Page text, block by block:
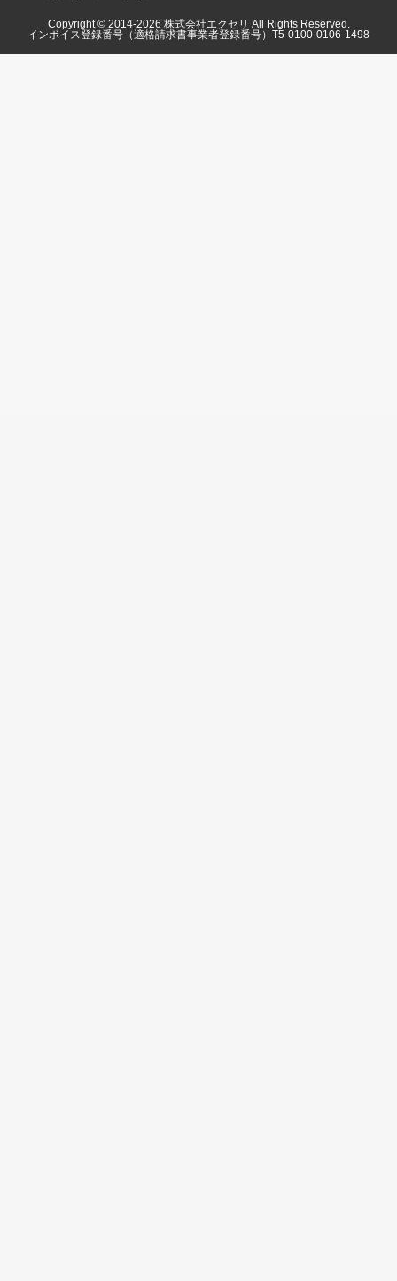
Copyright © 2014-2026 株式会社エクセリ All Rights Reserved.
インボイス登録番号（適格請求書事業者登録番号）T5-0100-0106-1498